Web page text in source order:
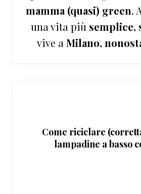
mamma (quasi) green.
una vita più semplice,
vive a Milano,
Come riciclare
lampadine a basso